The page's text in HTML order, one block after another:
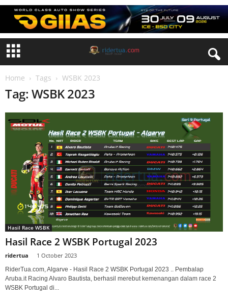
Home Tags WSBK 2023
Tag: WSBK 2023
Hasil Race WSBK
Hasil Race 2 WSBK Portugal 2023
ridertua 1 October 2023
RiderTua.com, Algarve - Hasil Race 2 WSBK Portugal 2023 .. Pembalap
Aruba.it Racing Alvaro Bautista, berhasil merebut kemenangan dalam race 2
WSBK Portugal di...